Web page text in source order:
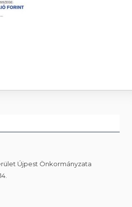
Újpest Önkormányzata